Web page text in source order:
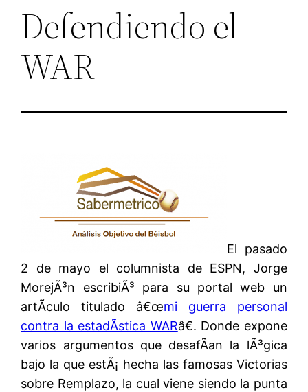
Defendiendo el
WAR
El pasado
2 de mayo el columnista de ESPN, Jorge
MorejÃ³n escribiÃ³ para su portal web un
artÃ­culo titulado â€œmi guerra personal
contra la estadÃ­stica WARâ€. Donde expone
varios argumentos que desafÃ­an la lÃ³gica
bajo la que estÃ¡ hecha las famosas Victorias
sobre Remplazo, la cual viene siendo la punta